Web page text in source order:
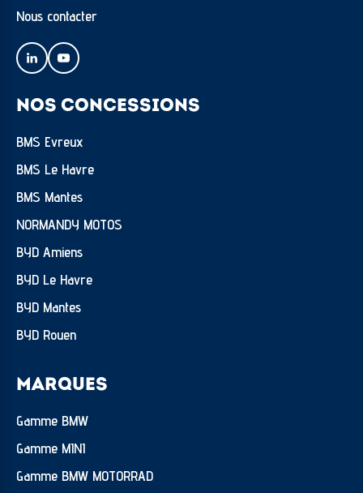
Nous contacter
NOS CONCESSIONS
BMS Evreux
BMS Le Havre
BMS Mantes
NORMANDY MOTOS
BYD Amiens
BYD Le Havre
BYD Mantes
BYD Rouen
MARQUES
Gamme BMW
Gamme MINI
Gamme BMW MOTORRAD